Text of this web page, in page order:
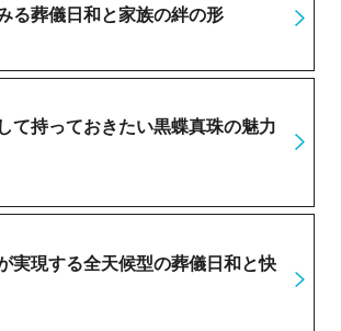
る葬儀日和と家族の絆の形
て持っておきたい黒蝶真珠の魅力
実現する全天候型の葬儀日和と快